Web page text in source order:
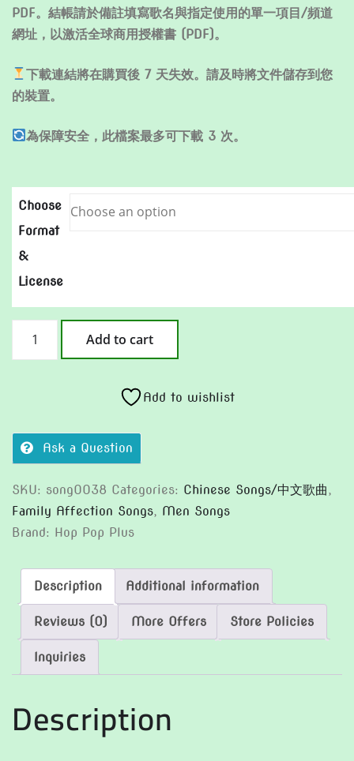
PDF。結帳請於備註填寫歌名與指定使用的單一項目/頻道
網址，以激活全球商用授權書 (PDF)。
下載連結將在購買後 7 天失效。請及時將文件儲存到您
的裝置。
為保障安全，此檔案最多可下載 3 次。
Choose
Format
&
License
(Version2)
quantity
Add to cart
Add to wishlist
Ask a Question
SKU: song0038 Categories: Chinese Songs/中文歌曲,
Family Affection Songs, Men Songs
Brand: Hop Pop Plus
Description Additional information
Reviews (0) More Offers Store Policies
Inquiries
Description